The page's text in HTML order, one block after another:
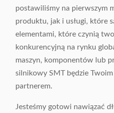
postawiliśmy na pierwszym
produktu, jak i usługi, które
elementami, które czynią
konkurencyjną na rynku
maszyn, komponentów lub
silnikowy SMT będzie
partnerem.
Jesteśmy gotowi nawiązać